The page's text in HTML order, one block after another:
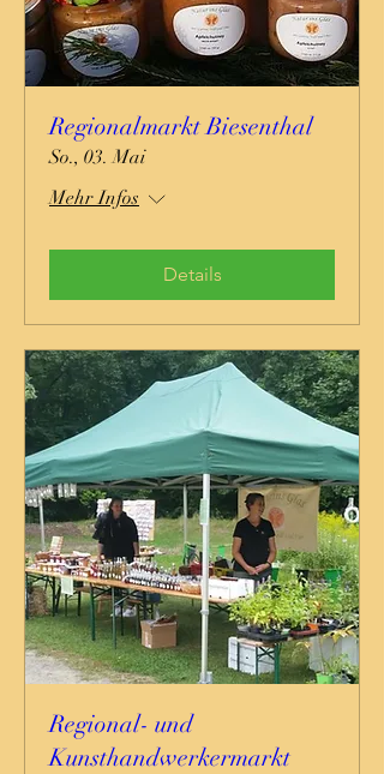
Regionalmarkt Biesenthal
So., 03. Mai
Mehr Infos
Details
Regional- und
Kunsthandwerkermarkt